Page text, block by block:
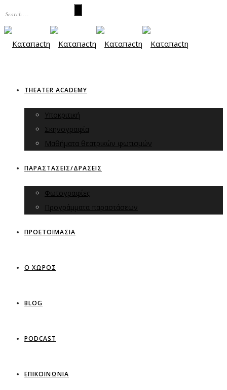
THEATER ACADEMY
Υποκριτική
Σκηνογραφία
Μαθήματα θεατρικών φωτισμών
ΠΑΡΑΣΤΑΣΕΙΣ/ΔΡΑΣΕΙΣ
Φωτογραφίες
Προγράμματα παραστάσεων
ΠΡΟΕΤΟΙΜΑΣΙΑ
Ο ΧΩΡΟΣ
BLOG
PODCAST
ΕΠΙΚΟΙΝΩΝΙΑ